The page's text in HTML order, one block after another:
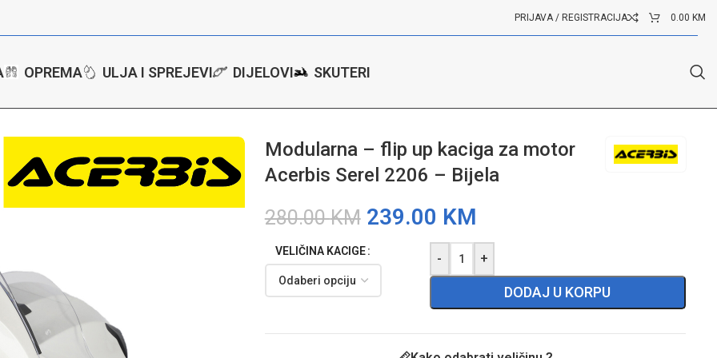
PRIJAVA / REGISTRACIJA 0.00 KM
OPREMA ULJA I SPREJEVI DIJELOVI SKUTERI
Modularna – flip up kaciga za motor
Acerbis Serel 2206 – Bijela
280.00KM 239.00 KM
VELIČINA KACIGE - +
DODAJ U KORPU